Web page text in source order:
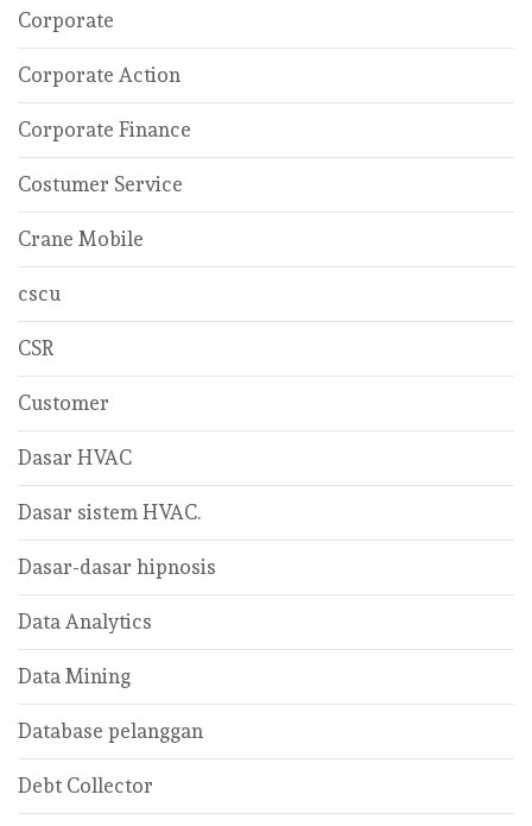
Corporate
Corporate Action
Corporate Finance
Costumer Service
Crane Mobile
cscu
CSR
Customer
Dasar HVAC
Dasar sistem HVAC.
Dasar-dasar hipnosis
Data Analytics
Data Mining
Database pelanggan
Debt Collector